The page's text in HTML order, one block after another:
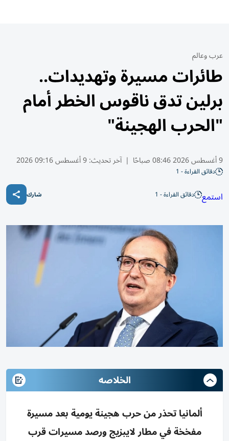
عرب وعالم
طائرات مسيرة وتهديدات..
برلين تدق ناقوس الخطر أمام
"الحرب الهجينة"
9 أغسطس 2026 08:46 صباحًا | آخر تحديث:9 أغسطس 09:16 2026
دقائق القراءة - 1
استمع دقائق القراءة - 1 شارك
الخلاصه
ألمانيا تحذر من حرب هجينة يومية بعد مسيرة
مفخخة في مطار لايبزيج ورصد مسيرات قرب